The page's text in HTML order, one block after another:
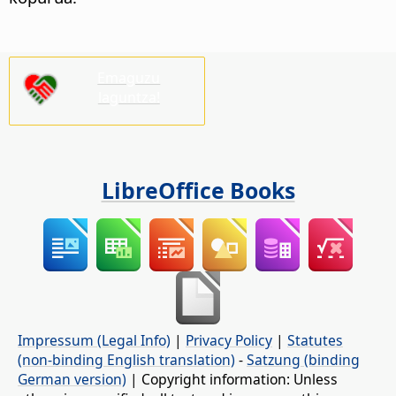
LibreOffice Books
Impressum (Legal Info) | Privacy Policy | Statutes
(non-binding English translation) -Satzung (binding
German version) | Copyright information: Unless